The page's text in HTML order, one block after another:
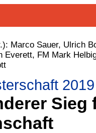
Marco Sauer, Ulrich
Everett, FM Mark
2019
Sieg